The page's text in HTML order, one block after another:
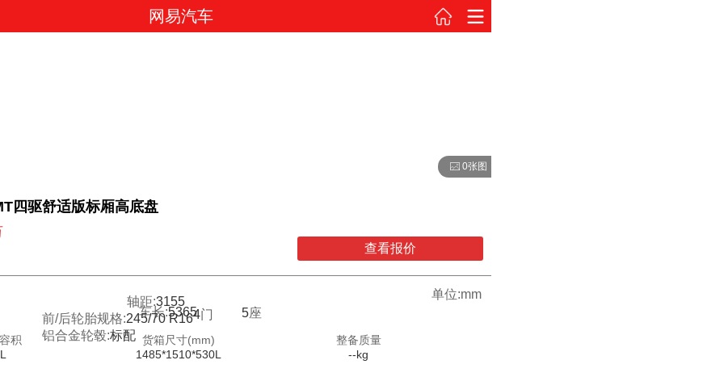
网易汽车
0张图
四驱舒适版标厢高底盘
查看报价
单位:mm
车长:5365 5座
4门
轴距:3155
前/后轮胎规格:245/70 R16
铝合金轮毂:标配
积
货箱尺寸(mm)
1485*1510*530L
整备质量
--kg